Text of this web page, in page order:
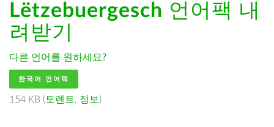
Lëtzebuergesch 언어팩 내
려받기
다른 언어를 원하세요?
한국어 언어팩
154 KB ( 토렌트, 정보 )